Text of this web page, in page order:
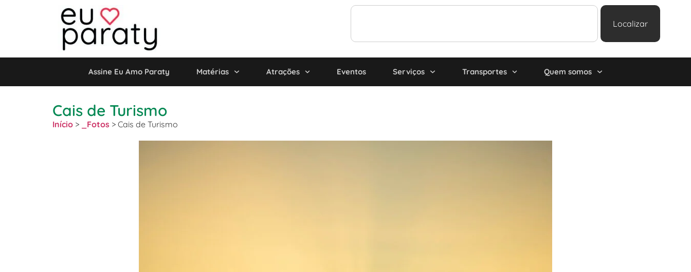
Localizar
Assine Eu Amo Paraty Matérias Atrações Eventos Serviços Transportes Quem somos
Cais de Turismo
Início > _Fotos > Cais de Turismo